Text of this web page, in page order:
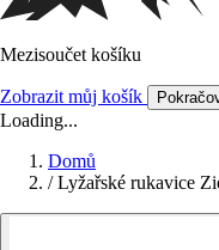
Mezisoučet košíku
Zobrazit můj košík
Loading...
Domů
/ Lyžařské rukavice